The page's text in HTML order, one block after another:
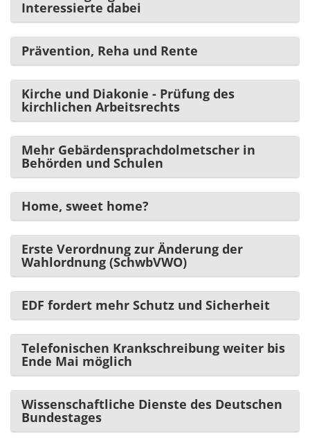
Interessierte dabei
Prävention, Reha und Rente
Kirche und Diakonie - Prüfung des
kirchlichen Arbeitsrechts
Mehr Gebärdensprachdolmetscher in
Behörden und Schulen
Home, sweet home?
Erste Verordnung zur Änderung der
Wahlordnung (SchwbVWO)
EDF fordert mehr Schutz und Sicherheit
Telefonischen Krankschreibung weiter bis
Ende Mai möglich
Wissenschaftliche Dienste des Deutschen
Bundestages